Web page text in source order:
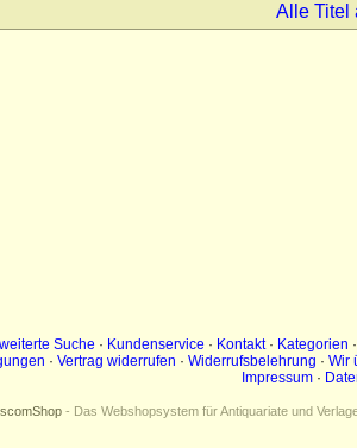
Alle Titel
Suche · Kundenservice · Kontakt· Kategorien ·
· Vertrag widerrufen · Widerrufsbelehrung · Wir
Impressum ·
- Das Webshopsystem für Antiquariate und